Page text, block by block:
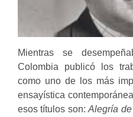
Mientras se
Colombia publicó los
como uno de los más
ensayística
esos títulos son:Alegría